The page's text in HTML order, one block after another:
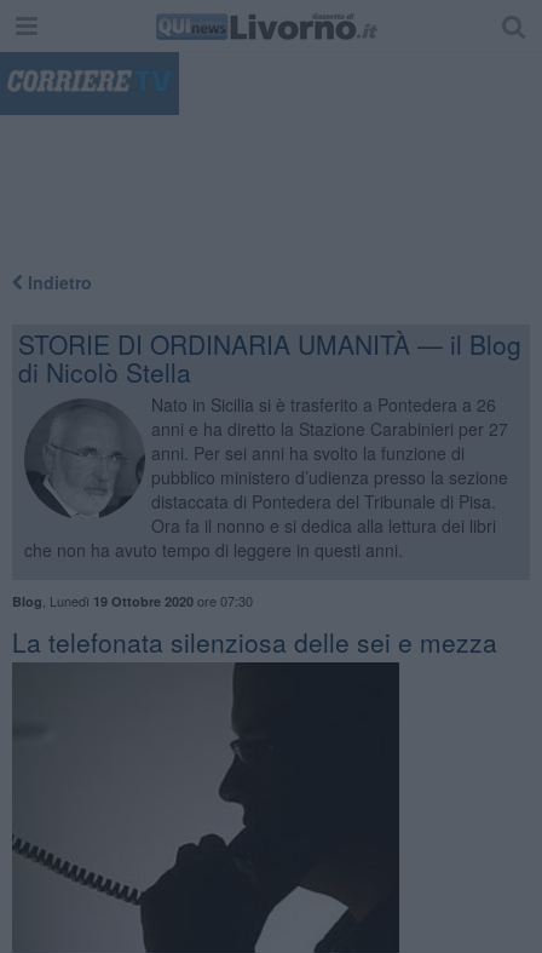
Indietro
STORIE DI ORDINARIA UMANITÀ — il Blog
di Nicolò Stella
Nato in Sicilia si è trasferito a Pontedera a 26
anni e ha diretto la Stazione Carabinieri per 27
anni. Per sei anni ha svolto la funzione di
pubblico ministero d’udienza presso la sezione
distaccata di Pontedera del Tribunale di Pisa.
Ora fa il nonno e si dedica alla lettura dei libri
che non ha avuto tempo di leggere in questi anni.
Blog Lunedì 19 Ottobre 2020ore 07:30
La telefonata silenziosa delle sei e mezza